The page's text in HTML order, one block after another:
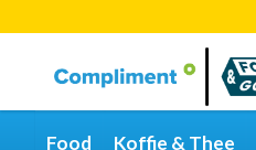
Categorieën
Merken
Food Koffie & Thee